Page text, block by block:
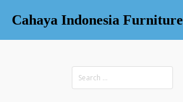
Cahaya Indonesia Furniture